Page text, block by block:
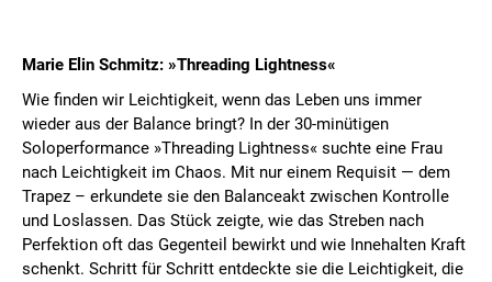
Marie Elin Schmitz: »Threading Lightness«
Wie finden wir Leichtigkeit, wenn das Leben uns immer
wieder aus der Balance bringt? In der 30-minütigen
Soloperformance »Threading Lightness« suchte eine Frau
nach Leichtigkeit im Chaos. Mit nur einem Requisit — dem
Trapez – erkundete sie den Balanceakt zwischen Kontrolle
und Loslassen. Das Stück zeigte, wie das Streben nach
Perfektion oft das Gegenteil bewirkt und wie Innehalten Kraft
schenkt. Schritt für Schritt entdeckte sie die Leichtigkeit, die